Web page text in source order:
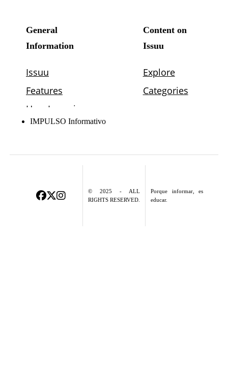
IMPULSO Informativo
© 2025 - ALL
RIGHTS RESERVED.
Porque informar, es
educar.